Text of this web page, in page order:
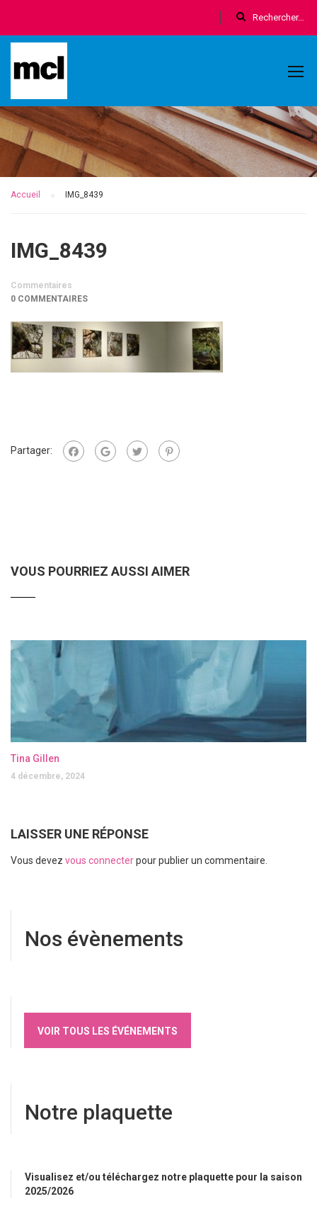
Accueil IMG_8439
IMG_8439
Commentaires
0 COMMENTAIRES
Partager:
VOUS POURRIEZ AUSSI AIMER
Tina Gillen
4 décembre, 2024
LAISSER UNE RÉPONSE
Vous devez vous connecterpour publier un commentaire.
Nos évènements
VOIR TOUS LES ÉVÉNEMENTS
Notre plaquette
Visualisez et/ou téléchargez notre plaquette pour la saison
2025/2026